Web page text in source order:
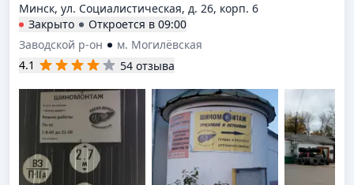
Минск, ул. Социалистическая, д. 26, корп. 6
Закрыто
Откроется в 09:00
Заводской р-он
м. Могилёвская
4.1
54 отзыва